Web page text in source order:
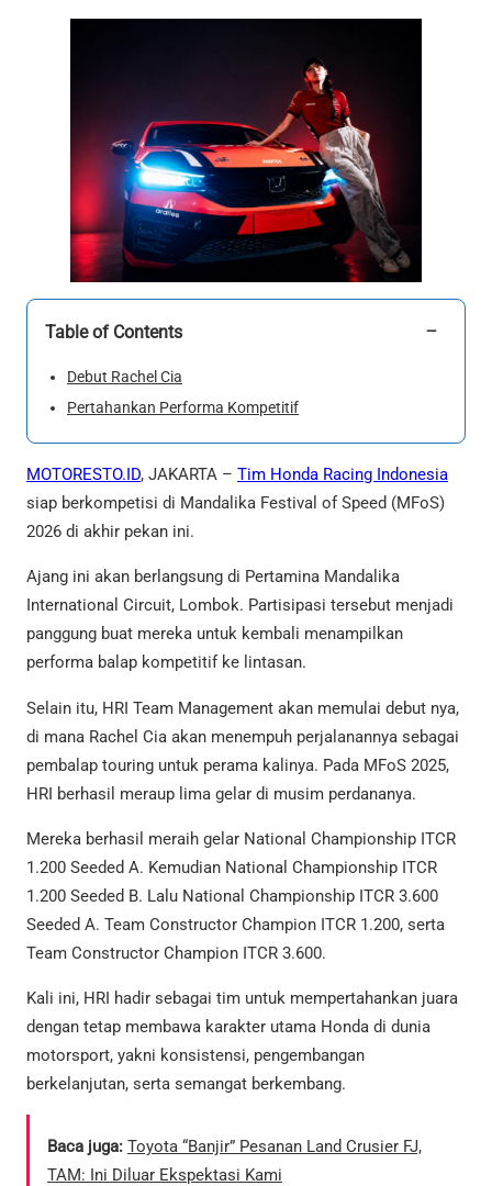
Table of Contents −
Debut Rachel Cia
Pertahankan Performa Kompetitif
MOTORESTO.ID, JAKARTA – Tim Honda Racing Indonesia
siap berkompetisi di Mandalika Festival of Speed (MFoS)
2026 di akhir pekan ini.
Ajang ini akan berlangsung di Pertamina Mandalika
International Circuit, Lombok. Partisipasi tersebut menjadi
panggung buat mereka untuk kembali menampilkan
performa balap kompetitif ke lintasan.
Selain itu, HRI Team Management akan memulai debut nya,
di mana Rachel Cia akan menempuh perjalanannya sebagai
pembalap touring untuk perama kalinya. Pada MFoS 2025,
HRI berhasil meraup lima gelar di musim perdananya.
Mereka berhasil meraih gelar National Championship ITCR
1.200 Seeded A. Kemudian National Championship ITCR
1.200 Seeded B. Lalu National Championship ITCR 3.600
Seeded A. Team Constructor Champion ITCR 1.200, serta
Team Constructor Champion ITCR 3.600.
Kali ini, HRI hadir sebagai tim untuk mempertahankan juara
dengan tetap membawa karakter utama Honda di dunia
motorsport, yakni konsistensi, pengembangan
berkelanjutan, serta semangat berkembang.
Baca juga: Toyota “Banjir” Pesanan Land Crusier FJ,
TAM: Ini Diluar Ekspektasi Kami